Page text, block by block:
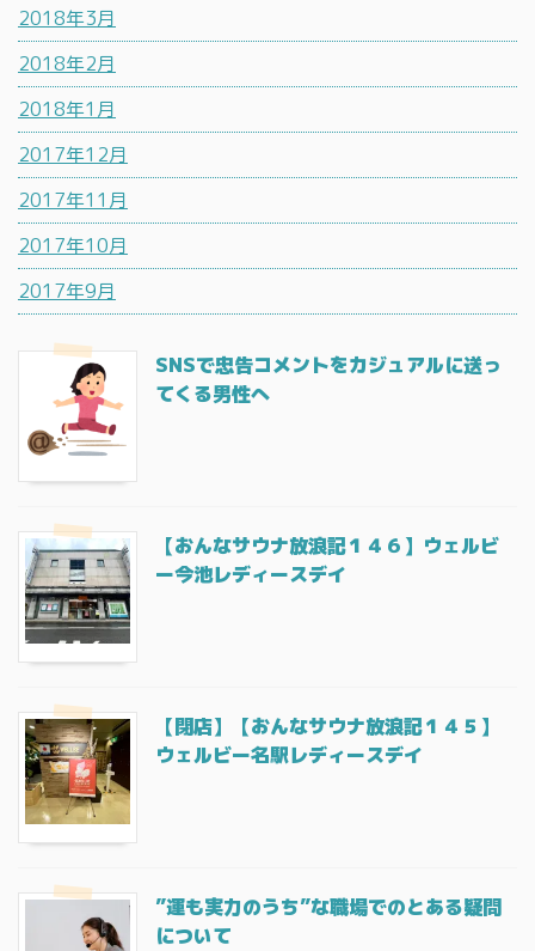
2018年3月
2018年2月
2018年1月
2017年12月
2017年11月
2017年10月
2017年9月
SNSで忠告コメントをカジュアルに送っ
てくる男性へ
【おんなサウナ放浪記１４６】ウェルビ
ー今池レディースデイ
【閉店】【おんなサウナ放浪記１４５】
ウェルビー名駅レディースデイ
”運も実力のうち”な職場でのとある疑問
について